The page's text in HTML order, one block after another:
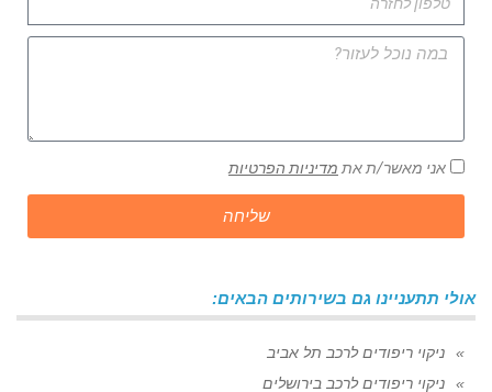
אני מאשר/ת את מדיניות הפרטיות
שליחה
אולי תתעניינו גם בשירותים הבאים:
ניקוי ריפודים לרכב תל אביב
ניקוי ריפודים לרכב בירושלים